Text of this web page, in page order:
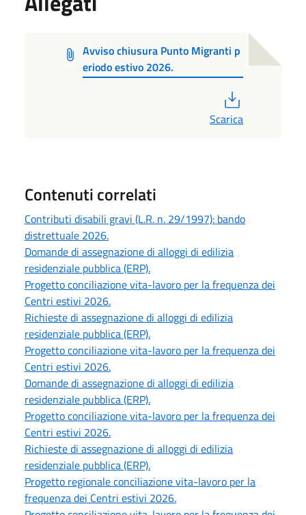
Avviso chiusura Punto Migranti p
eriodo estivo 2026.
Scarica
Contenuti correlati
Contributi disabili gravi (L.R. n. 29/1997): bando
distrettuale 2026.
Domande di assegnazione di alloggi di edilizia
residenziale pubblica (ERP).
Progetto conciliazione vita-lavoro per la frequenza dei
Centri estivi 2026.
Richieste di assegnazione di alloggi di edilizia
residenziale pubblica (ERP).
Progetto conciliazione vita-lavoro per la frequenza dei
Centri estivi 2026.
Domande di assegnazione di alloggi di edilizia
residenziale pubblica (ERP).
Progetto conciliazione vita-lavoro per la frequenza dei
Centri estivi 2026.
Richieste di assegnazione di alloggi di edilizia
residenziale pubblica (ERP).
Progetto regionale conciliazione vita-lavoro per la
frequenza dei Centri estivi 2026.